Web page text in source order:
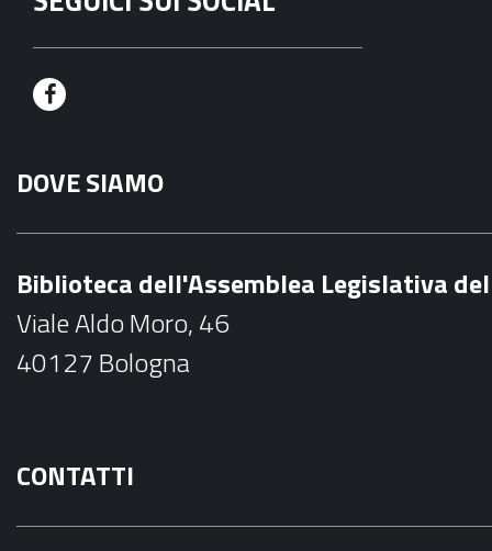
F
c
e
k
DOVE SIAMO
Biblioteca dell'Assemblea Legislativa
Viale Aldo Moro, 46
40127 Bologna
CONTATTI